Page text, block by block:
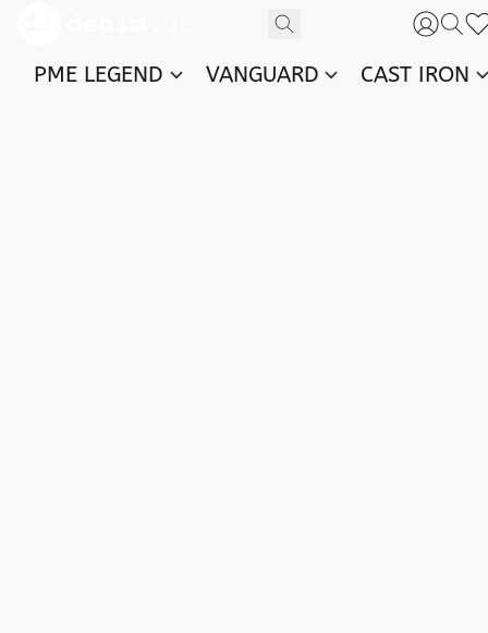
PME LEGEND VANGUARD CAST IRON